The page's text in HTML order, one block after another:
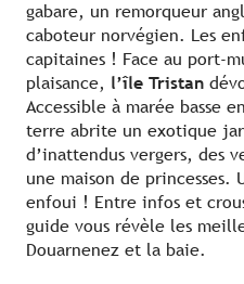
gabare, un remorqueur
caboteur norvégien. Les
capitaines ! Face au port-
plaisance, l’île Tristan
Accessible à marée basse
terre abrite un exotique
d’inattendus vergers, des
une maison de
enfoui ! Entre infos et
guide vous révèle les
Douarnenez et la baie.